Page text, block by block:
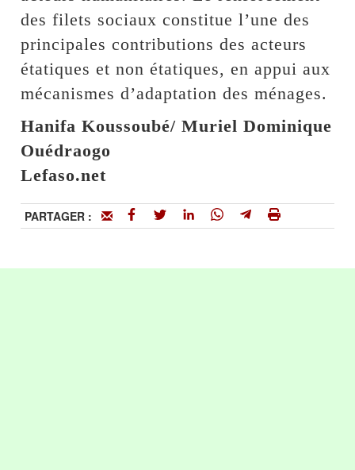
des filets sociaux constitue l’une des
principales contributions des acteurs
étatiques et non étatiques, en appui aux
mécanismes d’adaptation des ménages.
Hanifa Koussoubé/ Muriel Dominique
Ouédraogo
Lefaso.net
PARTAGER :